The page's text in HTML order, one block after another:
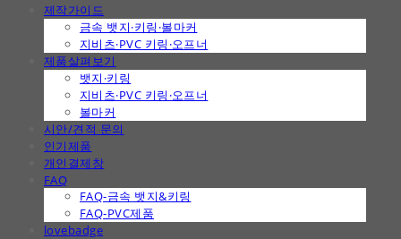
제작가이드
금속 뱃지·키링·볼마커
지비츠·PVC 키링·오프너
제품살펴보기
뱃지·키링
지비츠·PVC 키링·오프너
볼마커
시안/견적 문의
인기제품
개인결제창
FAQ
FAQ-금속 뱃지&키링
FAQ-PVC제품
lovebadge